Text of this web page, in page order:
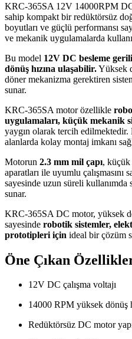
KRC-365SA 12V 14000RPM
sahip kompakt bir redüktörsüz
boyutları ve güçlü performansı
ve mekanik uygulamalarda
Bu model 12V DC besleme
dönüş hızına ulaşabilir.Yüksek
döner mekanizma gerektiren
sunar.
KRC-365SA motor özellikle
uygulamaları, küçük mekanik
yaygın olarak tercih edilmektedir.
alanlarda kolay montaj imkanı
Motorun 2.3 mm mil çapı, küçük
aparatları ile uyumlu çalışmasını
sayesinde uzun süreli
sunar.
KRC-365SA DC motor, yüksek
sayesinde robotik sistemler,
prototipleri için ideal bir çözüm
Öne Çıkan
12V DC çalışma voltajı
14000 RPM yüksek dönüş
Redüktörsüz DC motor